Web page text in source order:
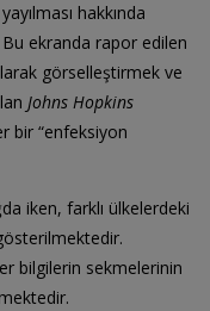
hakkında
ekranda rapor edilen
görselleştirmek ve
Johns Hopkins
bir “enfeksiyon
iken, farklı ülkelerdeki
bilgilerin sekmelerinin